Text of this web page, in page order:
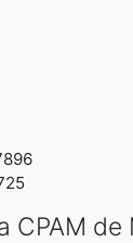
CPAM de